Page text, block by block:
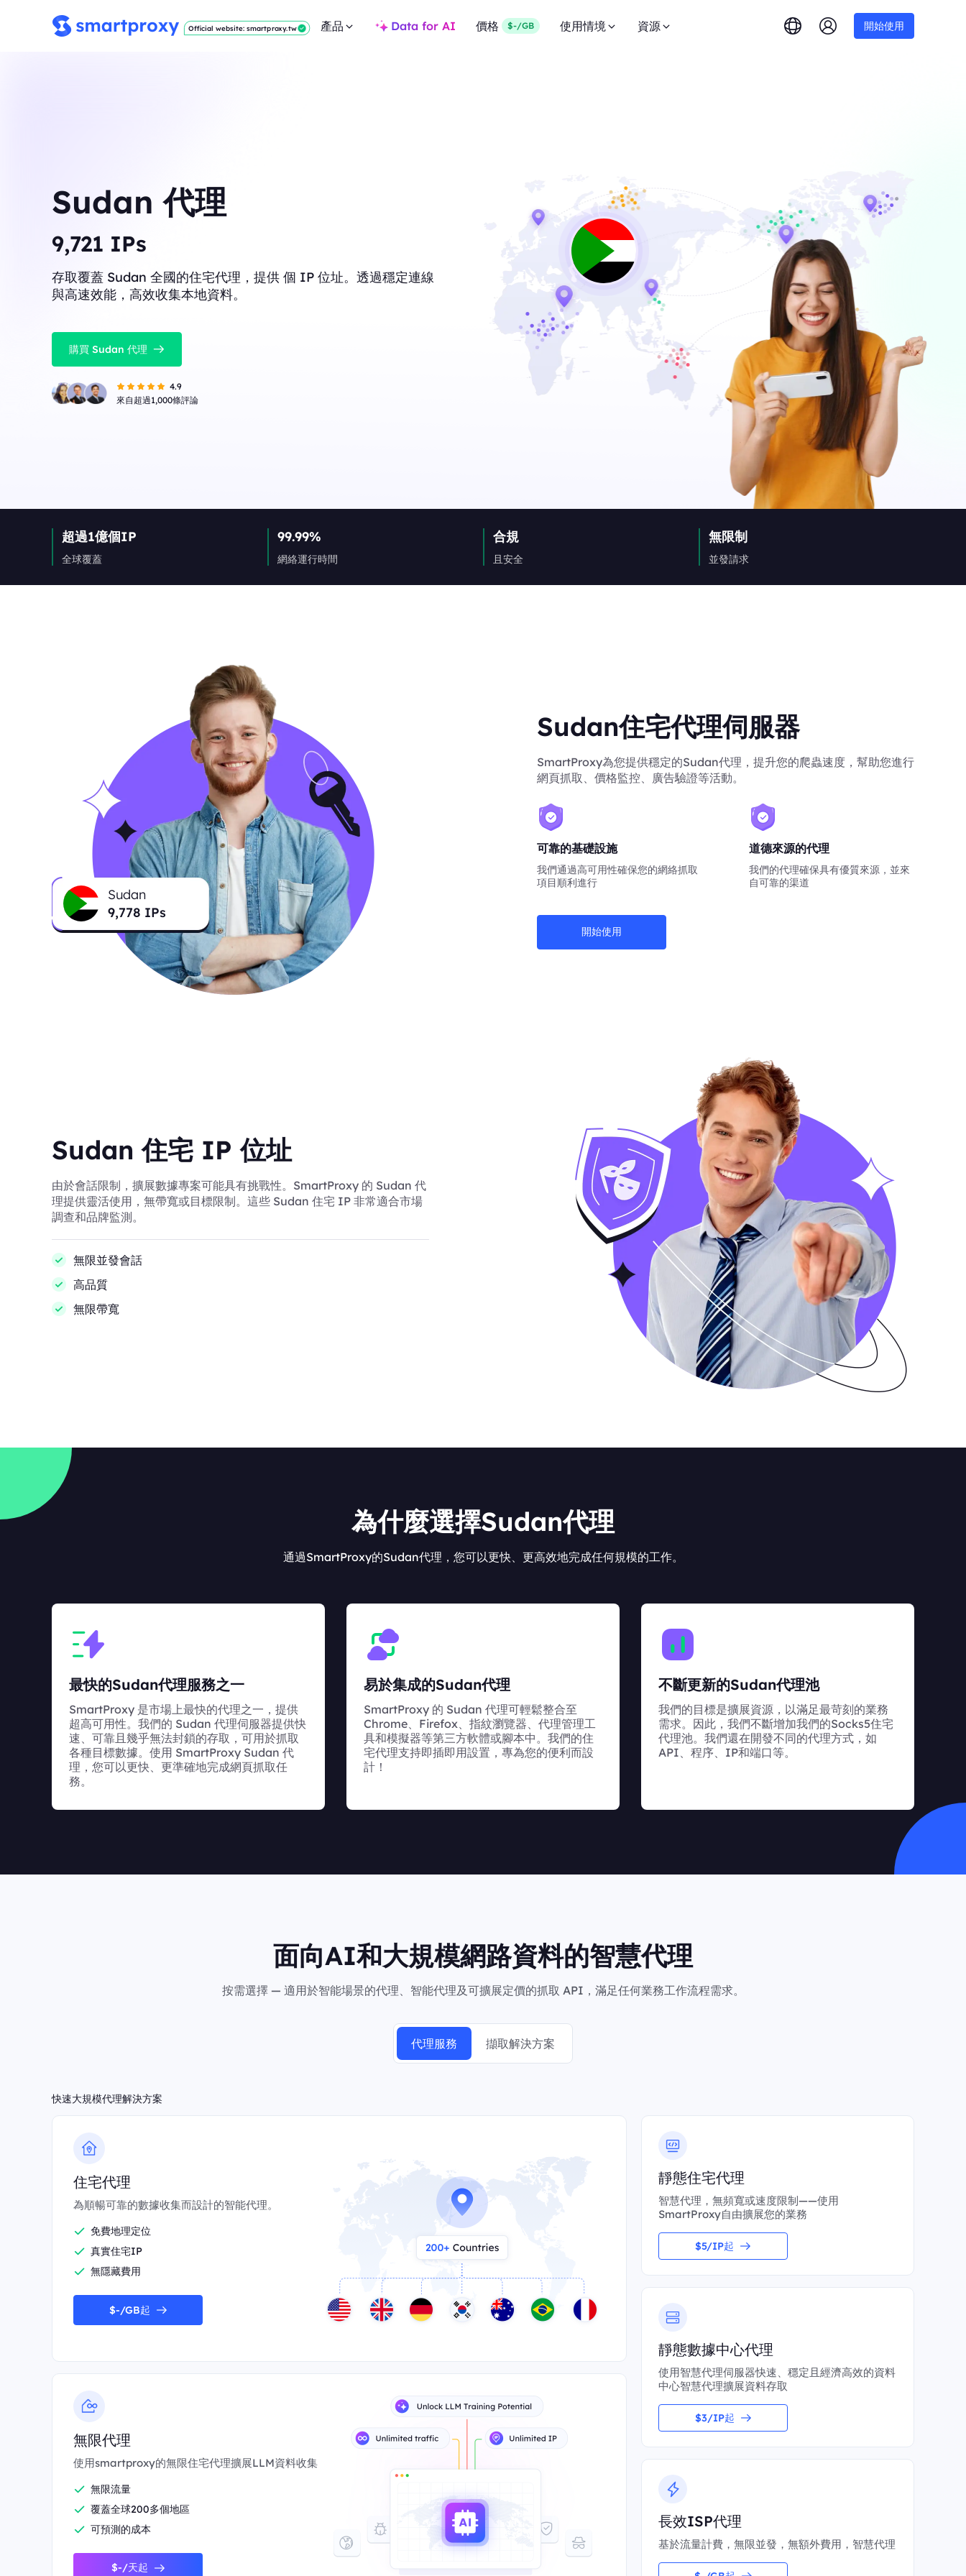
Official website: smartproxy.tw 產品 Data for AI 價格 $-/GB 使用情境 資源 開始使用
Sudan 代理
9,778 IPs
存取覆蓋 Sudan 全國的住宅代理，提供 個 IP 位址。透過穩定連線
與高速效能，高效收集本地資料。
購買 Sudan 代理
4.9
來自超過1,000條評論
超過1億個IP
全球覆蓋
99.99%
網絡運行時間
合規
且安全
無限制
並發請求
Sudan
9,778 IPs
Sudan住宅代理伺服器
SmartProxy為您提供穩定的Sudan代理，提升您的爬蟲速度，幫助您進行
網頁抓取、價格監控、廣告驗證等活動。
可靠的基礎設施
我們通過高可用性確保您的網絡抓取
項目順利進行
道德來源的代理
我們的代理確保具有優質來源，並來
自可靠的渠道
開始使用
Sudan 住宅 IP 位址
由於會話限制，擴展數據專案可能具有挑戰性。SmartProxy 的 Sudan 代
理提供靈活使用，無帶寬或目標限制。這些 Sudan 住宅 IP 非常適合市場
調查和品牌監測。
無限並發會話
高品質
無限帶寬
為什麼選擇Sudan代理
通過SmartProxy的Sudan代理，您可以更快、更高效地完成任何規模的工作。
最快的Sudan代理服務之一
SmartProxy 是市場上最快的代理之一，提供
超高可用性。我們的 Sudan 代理伺服器提供快
速、可靠且幾乎無法封鎖的存取，可用於抓取
各種目標數據。使用 SmartProxy Sudan 代
理，您可以更快、更準確地完成網頁抓取任
務。
易於集成的Sudan代理
SmartProxy 的 Sudan 代理可輕鬆整合至
Chrome、Firefox、指紋瀏覽器、代理管理工
具和模擬器等第三方軟體或腳本中。我們的住
宅代理支持即插即用設置，專為您的便利而設
計！
不斷更新的Sudan代理池
我們的目標是擴展資源，以滿足最苛刻的業務
需求。因此，我們不斷增加我們的Socks5住宅
代理池。我們還在開發不同的代理方式，如
API、程序、IP和端口等。
面向AI和大規模網路資料的智慧代理
按需選擇 — 適用於智能場景的代理、智能代理及可擴展定價的抓取 API，滿足任何業務工作流程需求。
代理服務 擷取解決方案
快速大規模代理解決方案
住宅代理
為順暢可靠的數據收集而設計的智能代理。
免費地理定位
真實住宅IP
無隱藏費用
$-/GB起
無限代理
使用smartproxy的無限住宅代理擴展LLM資料收集
無限流量
覆蓋全球200多個地區
可預測的成本
$-/天起
靜態住宅代理
智慧代理，無頻寬或速度限制——使用
SmartProxy自由擴展您的業務
$5/IP起
靜態數據中心代理
使用智慧代理伺服器快速、穩定且經濟高效的資料
中心智慧代理擴展資料存取
$3/IP起
長效ISP代理
基於流量計費，無限並發，無額外費用，智慧代理